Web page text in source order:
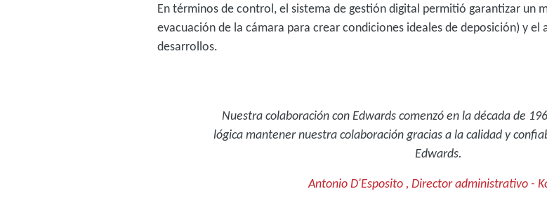
En términos de control, el sistema de gestión digital permitió garantizar un
evacuación de la cámara para crear condiciones ideales de deposición) y
desarrollos.
Nuestra colaboración con Edwards comenzó en la década de
lógica mantener nuestra colaboración gracias a la calidad y
Edwards.
Antonio D'Esposito , Director administrativo -